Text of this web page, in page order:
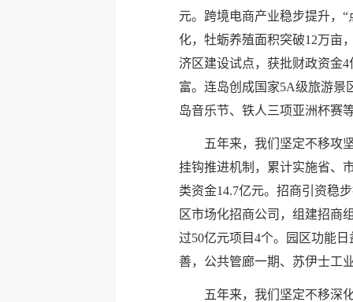
元。跨境电商产业稳步提升，
化，牡蛎养殖面积突破12万亩
济区建设试点，获批财政资金
富。连岛创成国家5A级旅游景
岛音乐节、铁人三项亚洲杯赛
五年来，我们坚定不移攻
挂钩推进机制，累计实施省、
类资金14.7亿元。招商引资稳
区市场化招商公司，组建招商
过50亿元项目4个。园区功能
善，公共管廊一期、苏伊士工
五年来，我们坚定不移深